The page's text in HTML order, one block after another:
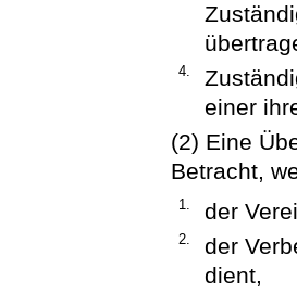
4.
einer
(2) Eine
Betracht,
1. der
2.
der
dient,